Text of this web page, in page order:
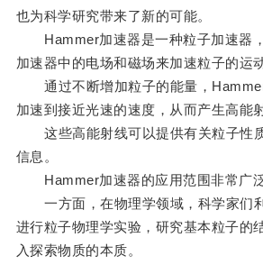
也为科学研究带来了新的可能。
Hammer加速器是一种粒子加速器
加速器中的电场和磁场来加速粒子的运动
通过不断增加粒子的能量，
加速到接近光速的速度，从而产生高能
这些高能射线可以提供有关粒子性
信息。
Hammer加速器的应用范围非常广泛
一方面，在物理学领域，科学家们
进行粒子物理学实验，研究基本粒子的
入探索物质的本质。